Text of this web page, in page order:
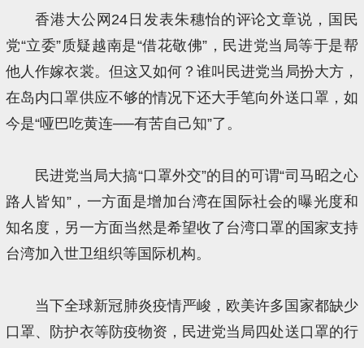
香港大公网24日发表朱穗怡的评论文章说，国民
党“立委”质疑越南是“借花敬佛”，民进党当局等于是帮
他人作嫁衣裳。但这又如何？谁叫民进党当局扮大方，
在岛内口罩供应不够的情况下还大手笔向外送口罩，如
今是“哑巴吃黄连──有苦自己知”了。
民进党当局大搞“口罩外交”的目的可谓“司马昭之心
路人皆知”，一方面是增加台湾在国际社会的曝光度和
知名度，另一方面当然是希望收了台湾口罩的国家支持
台湾加入世卫组织等国际机构。
当下全球新冠肺炎疫情严峻，欧美许多国家都缺少
口罩、防护衣等防疫物资，民进党当局四处送口罩的行